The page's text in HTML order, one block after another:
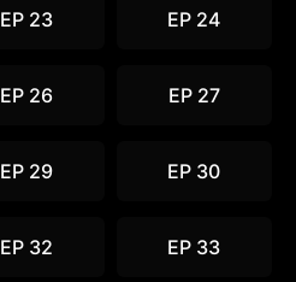
EP 23 EP 24
EP 26 EP 27
EP 29 EP 30
EP 32 EP 33